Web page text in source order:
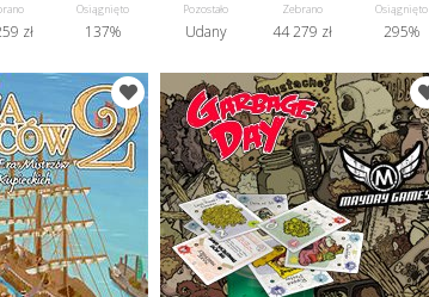
zł
Osiągnięto
137%
Pozostało
Udany
Zebrano
44 279 zł
Osiągnięto
295%